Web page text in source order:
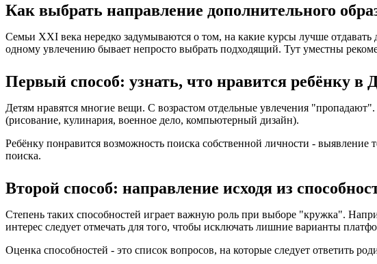
Как выбрать направление дополнительного
Семьи XXI века нередко задумываются о том, на какие курсы лучше
одному увлечению бывает непросто выбрать подходящий. Тут уместны
Первый способ: узнать, что нравится ребёнку в
Детям нравятся многие вещи. С возрастом отдельные увлечения
(рисование, кулинария, военное дело, компьютерный дизайн).
Ребёнку понравится возможность поиска собственной личности - выявление
поиска.
Второй способ: направление исходя из
Степень таких способностей играет важную роль при выборе "кружка".
интерес следует отмечать для того, чтобы исключать лишние варианты
Оценка способностей - это список вопросов, на которые следует ответить